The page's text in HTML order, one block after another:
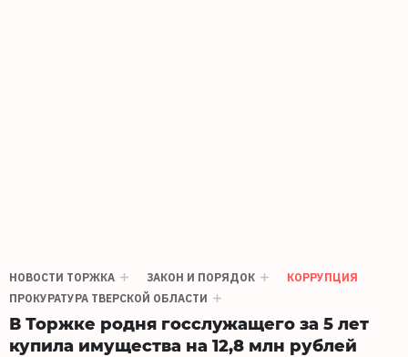
НОВОСТИ ТОРЖКА ЗАКОН И ПОРЯДОК
КОРРУПЦИЯ
ПРОКУРАТУРА ТВЕРСКОЙ ОБЛАСТИ
В Торжке родня госслужащего за 5 лет
купила имущества на 12,8 млн рублей